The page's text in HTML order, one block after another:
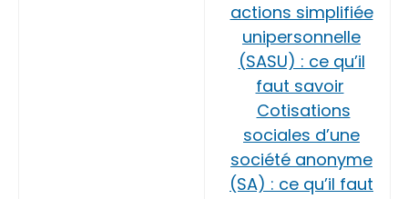
actions simplifiée
unipersonnelle
(SASU) : ce qu’il
faut savoir
Cotisations
sociales d’une
société anonyme
(SA) : ce qu’il faut